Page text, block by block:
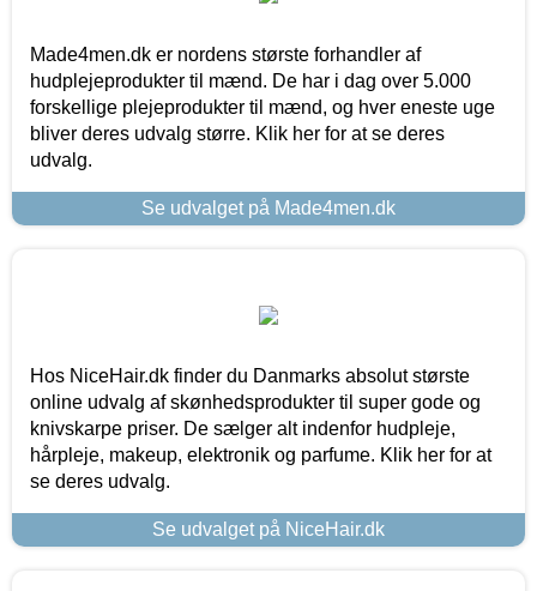
Made4men.dk er nordens største forhandler af
hudplejeprodukter til mænd. De har i dag over 5.000
forskellige plejeprodukter til mænd, og hver eneste uge
bliver deres udvalg større. Klik her for at se deres
udvalg.
Se udvalget på Made4men.dk
Hos NiceHair.dk finder du Danmarks absolut største
online udvalg af skønhedsprodukter til super gode og
knivskarpe priser. De sælger alt indenfor hudpleje,
hårpleje, makeup, elektronik og parfume. Klik her for at
se deres udvalg.
Se udvalget på NiceHair.dk